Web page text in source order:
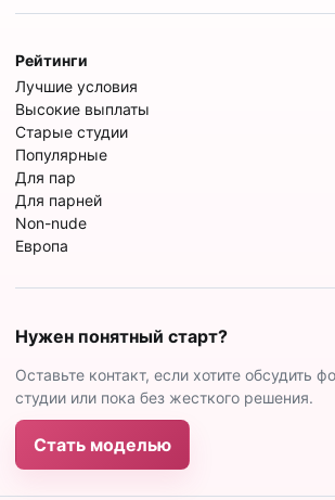
Рейтинги
Лучшие условия
Высокие выплаты
Старые студии
Популярные
Для пар
Для парней
Non-nude
Европа
Нужен понятный старт?
Оставьте контакт, если хотите обсудить
студии или пока без жесткого решения.
Стать моделью